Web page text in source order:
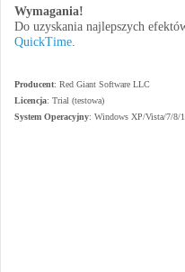
Wymagania!
Do uzyskania najlepszych
QuickTime.
Producent: Red Giant Software LLC
Licencja: Trial (testowa)
System Operacyjny: Windows XP/Vista/7/8/